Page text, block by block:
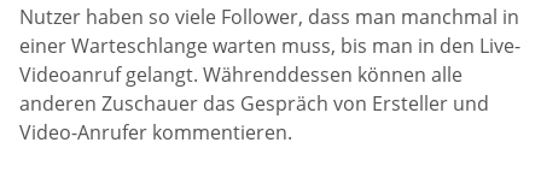
Nutzer haben so viele Follower, dass man manchmal in
einer Warteschlange warten muss, bis man in den Live-
Videoanruf gelangt. Währenddessen können alle
anderen Zuschauer das Gespräch von Ersteller und
Video-Anrufer kommentieren.